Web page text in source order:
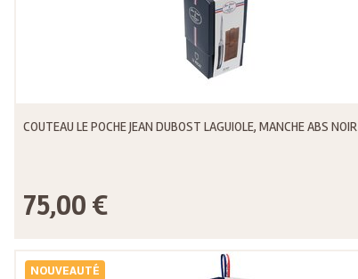
COUTEAU LE POCHE JEAN DUBOST LAGUIOLE, MANCHE ABS NOIR
75,00 €
NOUVEAUTÉ